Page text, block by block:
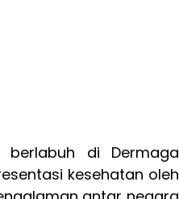
berlabuh di Dermaga
kesehatan oleh